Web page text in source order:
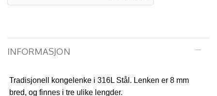
INFORMASJON
Tradisjonell kongelenke i 316L Stål. Lenken er 8 mm
bred, og finnes i tre ulike lengder.